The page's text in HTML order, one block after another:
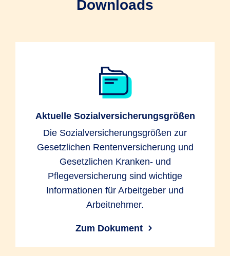
Downloads
Aktuelle Sozialversicherungsgrößen
Die Sozialversicherungsgrößen zur
Gesetzlichen Rentenversicherung und
Gesetzlichen Kranken- und
Pflegeversicherung sind wichtige
Informationen für Arbeitgeber und
Arbeitnehmer.
Zum Dokument